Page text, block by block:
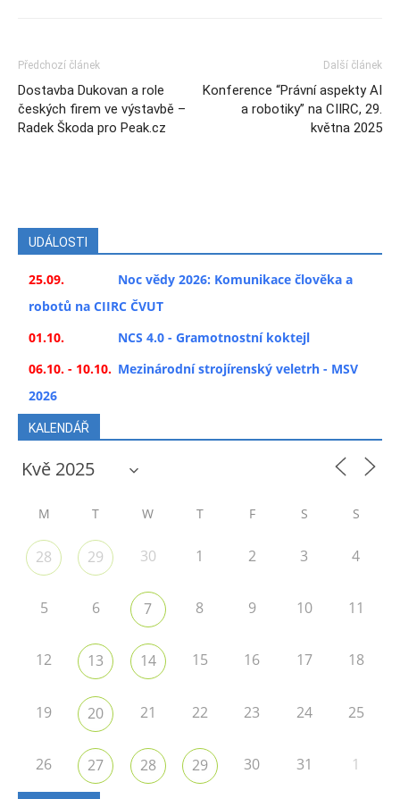
Předchozí článek
Dostavba Dukovan a role
českých firem ve výstavbě –
Radek Škoda pro Peak.cz
Další článek
Konference “Právní aspekty AI
a robotiky” na CIIRC, 29.
května 2025
UDÁLOSTI
25.09.
Noc vědy 2026: Komunikace člověka a
robotů na CIIRC ČVUT
01.10.
NCS 4.0 - Gramotnostní koktejl
06.10. - 10.10. Mezinárodní strojírenský veletrh - MSV
2026
KALENDÁŘ
M T W T F S S
28 29 30 1 2 3 4
5 6 7 8 9 10 11
12 13 14 15 16 17 18
19 20 21 22 23 24 25
26 27 28 29 30 31 1